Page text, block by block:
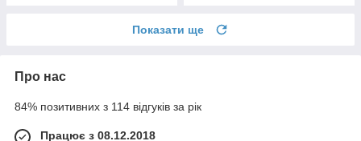
Показати ще
Про нас
84% позитивних з 114 відгуків за рік
Працює з 08.12.2018